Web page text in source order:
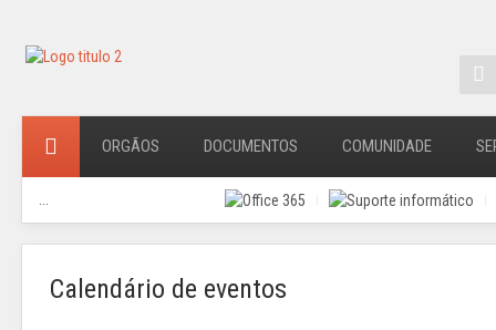
ORGÃOS DOCUMENTOS COMUNIDADE
Calendário de eventos